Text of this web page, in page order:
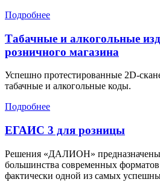
Подробнее
Табачные и алкогольные
розничного магазина
Успешно протестированные 2D-
табачные и алкогольные коды.
Подробнее
ЕГАИС 3 для розницы
Решения «ДАЛИОН» предназначены
большинства современных
фактически одной из самых